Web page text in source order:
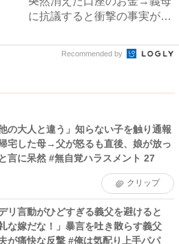
に抗議すると衝撃の事実が判
Recommended by
の大人と違う」知らない子を触り通報
宅した母→父が怒るも直後、娘が放っ
言に呆然 #無自覚ハラスメント 27
クリップ
リ言動がひどすぎる義父を避けると
礼な嫁だな！」暴言を吐き散らす義父
が痛快な反撃 #俺は気配り上手パパ